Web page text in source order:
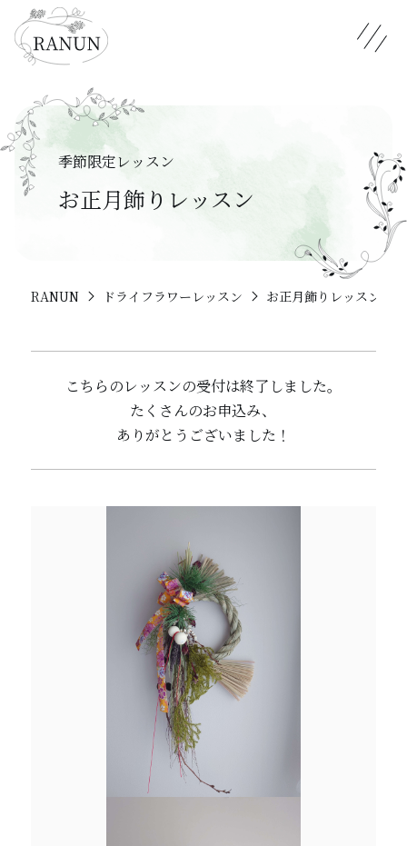
お正月飾りレッスン
季節限定レッスン
RANUN ドライフラワーレッスン お正月飾りレッスン
こちらのレッスンの受付は終了しました。
たくさんのお申込み、
ありがとうございました！